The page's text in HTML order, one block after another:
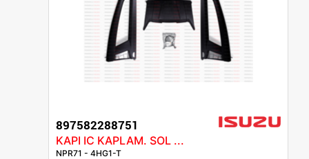
897582288751
KAPI IC KAPLAM. SOL ...
NPR71 - 4HG1-T